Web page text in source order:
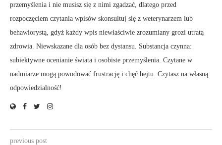
przemyślenia i nie musisz się z nimi zgadzać, dlatego przed
rozpoczęciem czytania wpisów skonsultuj się z weterynarzem lub
behawiorystą, gdyż każdy wpis niewłaściwie zrozumiany grozi utratą
zdrowia. Niewskazane dla osób bez dystansu. Substancja czynna:
subiektywne ocenianie świata i osobiste przemyślenia. Czytane w
nadmiarze mogą powodować frustrację i chęć hejtu. Czytasz na własną
odpowiedzialność!
previous post